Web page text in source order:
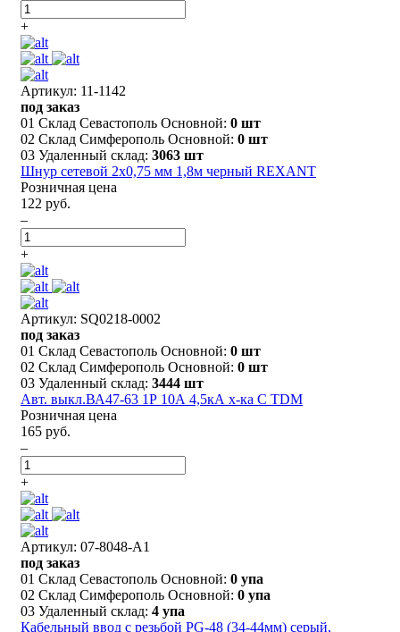
+
Артикул: 11-1142
под заказ
01 Склад Севастополь Основной: 0 шт
02 Склад Симферополь Основной: 0 шт
03 Удаленный склад: 3063 шт
Шнур сетевой 2х0,75 мм 1,8м черный REXANT
Розничная цена
122 руб.
–
+
Артикул: SQ0218-0002
под заказ
01 Склад Севастополь Основной: 0 шт
02 Склад Симферополь Основной: 0 шт
03 Удаленный склад: 3444 шт
Авт. выкл.ВА47-63 1Р 10А 4,5кА х-ка С TDM
Розничная цена
165 руб.
–
+
Артикул: 07-8048-A1
под заказ
01 Склад Севастополь Основной: 0 упа
02 Склад Симферополь Основной: 0 упа
03 Удаленный склад: 4 упа
Кабельный ввод с резьбой PG-48 (34-44мм) серый,